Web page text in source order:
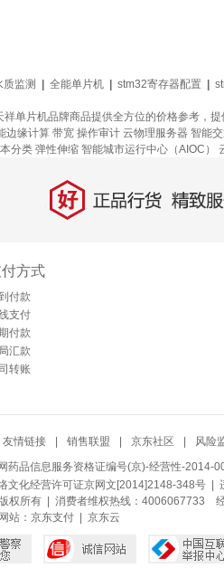
质监测 全能单片机 stm32寄存器配置
单片机品牌商品提供全方位的价格参考，提
边缘计算 带宽 操作审计 云物理服务器 智能
分类 弹性伸缩 智能城市运行中心（AIOC）
好 正品行货，精致服务
方式
付款
支付
付款
汇款
转账
友情链接 销售联盟 京东社区 风险
药品信息服务资格证编号(京)-经营性-2014-
文化经营许可证京网文[2014]2148-348号|
权所有 | 消费者维权热线：4006067733
站： 京东支付| 京东云